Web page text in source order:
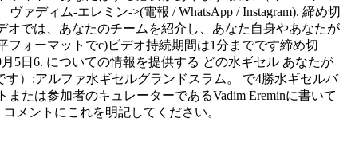
ァディム-エレミン->(電報 / WhatsApp / Instagram). 締め切
オでは、あなたのチームを紹介し、あなた自身やあなたが
ォーマットでc)ビデオ持続期間は1分までです締め切
5日6. についての情報を提供する どの水ギセル あなたが
）:アルファ水ギセルグランドスラム。 で4勝水ギセルバ
たは参加者のキュレーターであるVadim Ereminに書いて
メントにこれを明記してください。